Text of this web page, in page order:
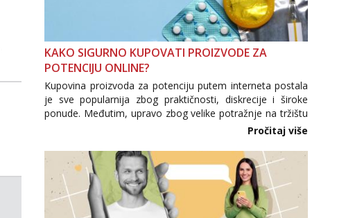
KAKO SIGURNO KUPOVATI PROIZVODE ZA
POTENCIJU ONLINE?
Kupovina proizvoda za potenciju putem interneta postala
je sve popularnija zbog praktičnosti, diskrecije i široke
ponude. Međutim, upravo zbog velike potražnje na tržištu
se pojavljuju i brojni krivotvoreni proizvodi, nepouzdane
internetske trgovine te proizvodi nepoznatog podrijetla. ...
Pročitaj više